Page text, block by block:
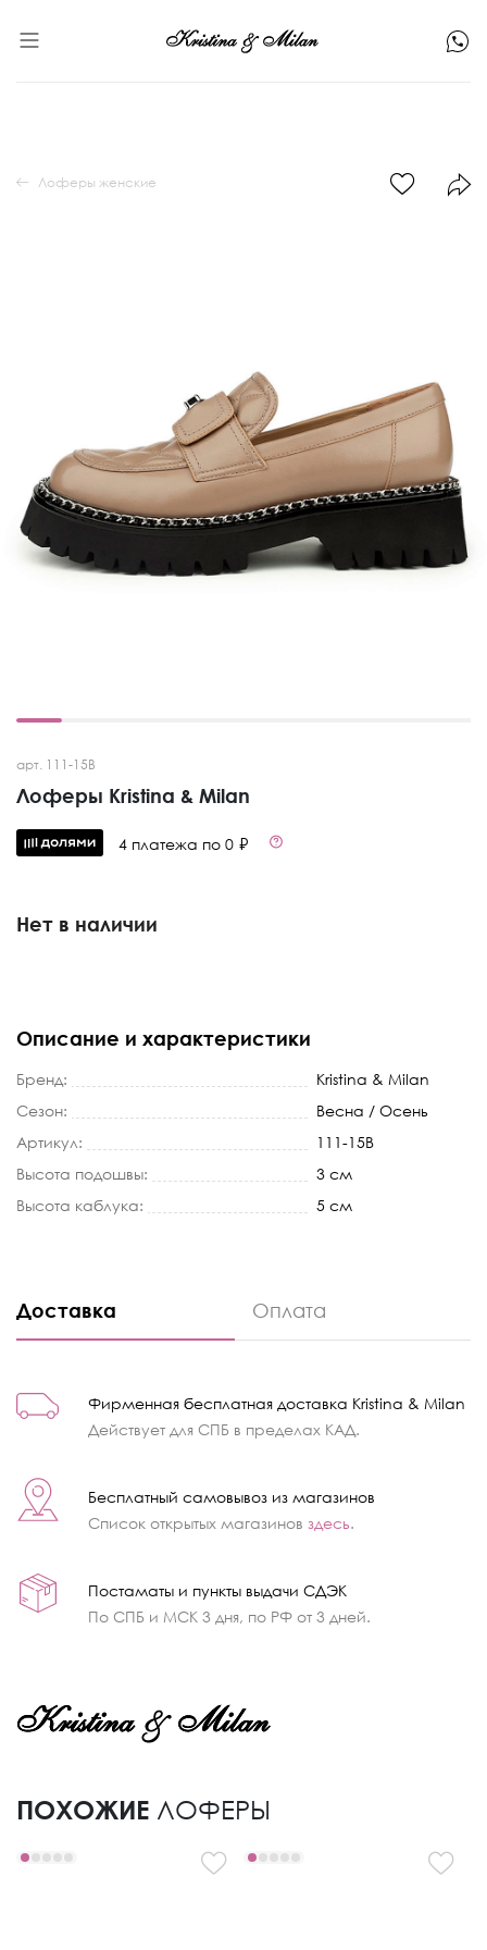
арт. 111-15B
Лоферы Kristina & Milan
4 платежа по 0 ₽
Нет в наличии
Лоферы женские
Описание и характеристики
Бренд:
Kristina & Milan
Сезон:
Весна / Осень
Артикул:
111-15B
Высота подошвы:
3 см
Высота каблука:
5 см
Доставка Оплата
Фирменная бесплатная доставка Kristina & Milan
Действует для СПБ в пределах КАД.
Бесплатный самовывоз из магазинов
Список открытых магазинов здесь.
Постаматы и пункты выдачи СДЭК
По СПБ и МСК 3 дня, по РФ от 3 дней.
ПОХОЖИЕ ЛОФЕРЫ